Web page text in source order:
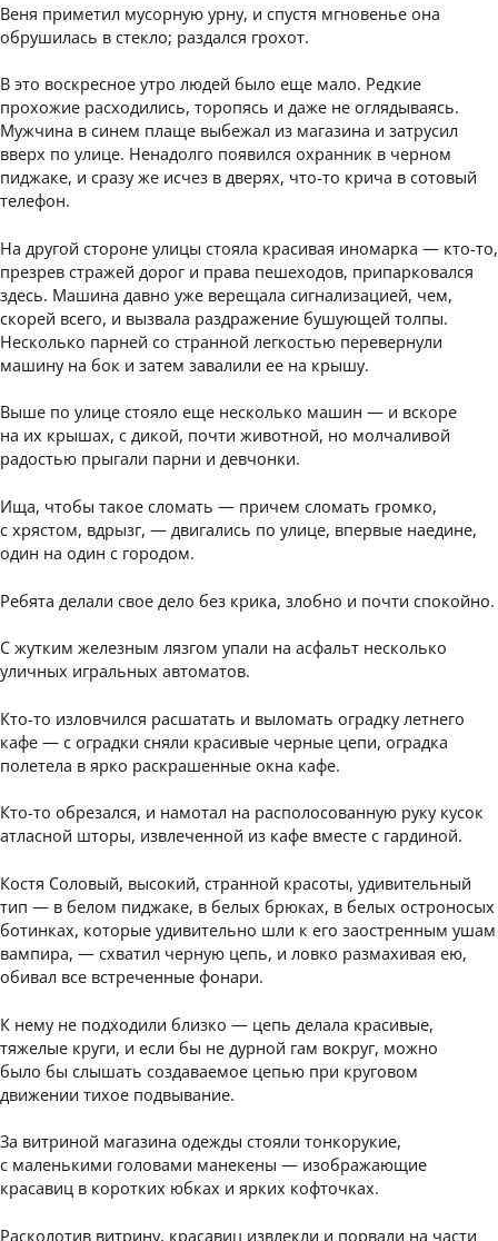
Веня приметил мусорную урну, и спустя мгновенье она
обрушилась в стекло; раздался грохот.
В это воскресное утро людей было еще мало. Редкие
прохожие расходились, торопясь и даже не оглядываясь.
Мужчина в синем плаще выбежал из магазина и затрусил
вверх по улице. Ненадолго появился охранник в черном
пиджаке, и сразу же исчез в дверях, что-то крича в сотовый
телефон.
На другой стороне улицы стояла красивая иномарка — кто-то,
презрев стражей дорог и права пешеходов, припарковался
здесь. Машина давно уже верещала сигнализацией, чем,
скорей всего, и вызвала раздражение бушующей толпы.
Несколько парней со странной легкостью перевернули
машину на бок и затем завалили ее на крышу.
Выше по улице стояло еще несколько машин — и вскоре
на их крышах, с дикой, почти животной, но молчаливой
радостью прыгали парни и девчонки.
Ища, чтобы такое сломать — причем сломать громко,
с хрястом, вдрызг, — двигались по улице, впервые наедине,
один на один с городом.
Ребята делали свое дело без крика, злобно и почти спокойно.
С жутким железным лязгом упали на асфальт несколько
уличных игральных автоматов.
Кто-то изловчился расшатать и выломать оградку летнего
кафе — с оградки сняли красивые черные цепи, оградка
полетела в ярко раскрашенные окна кафе.
Кто-то обрезался, и намотал на располосованную руку кусок
атласной шторы, извлеченной из кафе вместе с гардиной.
Костя Соловый, высокий, странной красоты, удивительный
тип — в белом пиджаке, в белых брюках, в белых остроносых
ботинках, которые удивительно шли к его заостренным ушам
вампира, — схватил черную цепь, и ловко размахивая ею,
обивал все встреченные фонари.
К нему не подходили близко — цепь делала красивые,
тяжелые круги, и если бы не дурной гам вокруг, можно
было бы слышать создаваемое цепью при круговом
движении тихое подвывание.
За витриной магазина одежды стояли тонкорукие,
с маленькими головами манекены — изображающие
красавиц в коротких юбках и ярких кофточках.
Расколотив витрину, красавиц извлекли и порвали на части